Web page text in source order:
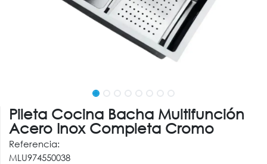
Pileta Cocina Bacha Multifunción
Acero Inox Completa Cromo
Referencia:
MLU974550038